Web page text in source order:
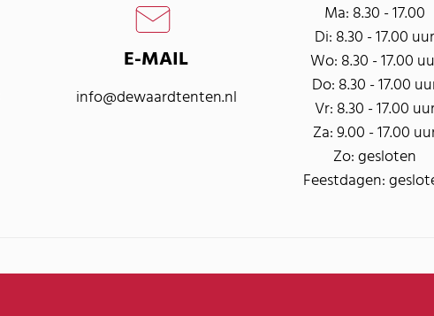
E-MAIL
info@dewaardtenten.nl
Ma: 8.30 - 17.00
Di: 8.30 - 17.00 uur
Wo: 8.30 - 17.00
Do: 8.30 - 17.00
Vr: 8.30 - 17.00
Za: 9.00 - 17.00
Zo: gesloten
Feestdagen: